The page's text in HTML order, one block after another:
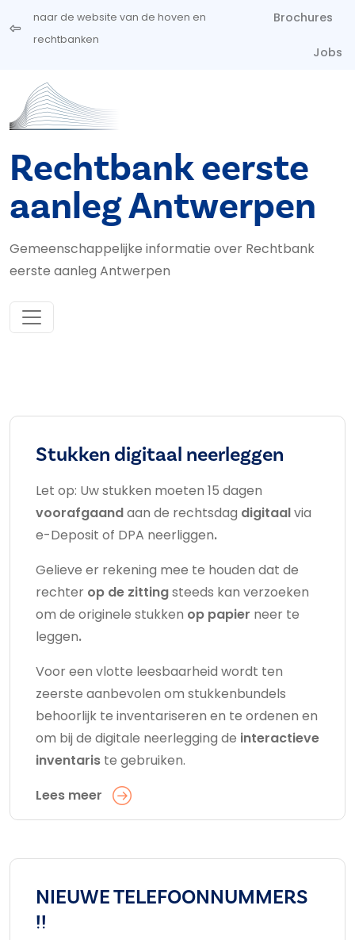
Overslaan en naar de inhoud gaan
naar de website van de hoven en
rechtbanken
Brochures
Jobs
Rechtbank eerste
aanleg Antwerpen
Gemeenschappelijke informatie over Rechtbank
eerste aanleg Antwerpen
Stukken digitaal neerleggen
Let op: Uw stukken moeten 15 dagen
voorafgaandaan de rechtsdag digitaalvia
e-Deposit of DPA neerliggen.
Gelieve er rekening mee te houden dat de
rechter op de zittingsteeds kan verzoeken
om de originele stukken op papier neer te
leggen.
Voor een vlotte leesbaarheid wordt ten
zeerste aanbevolen om stukkenbundels
behoorlijk te inventariseren en te ordenen en
om bij de digitale neerlegging de interactieve
inventaris te gebruiken.
Lees meer
NIEUWE TELEFOONNUMMERS
!!